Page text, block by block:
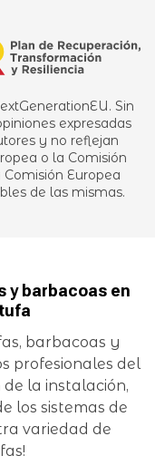
Sin
expresadas
y no reflejan
o la Comisión
Europea
de las mismas.
y barbacoas en
barbacoas y
profesionales del
la instalación,
los sistemas de
variedad de